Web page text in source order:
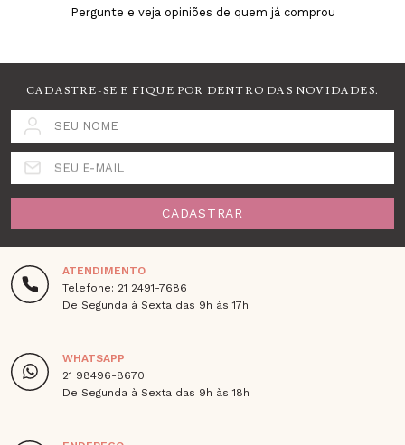
Pergunte e veja opiniões de quem já comprou
CADASTRE-SE E FIQUE POR DENTRO DAS NOVIDADES.
SEU NOME
SEU E-MAIL
CADASTRAR
ATENDIMENTO
Telefone: 21 2491-7686
De Segunda à Sexta das 9h às 17h
WHATSAPP
21 98496-8670
De Segunda à Sexta das 9h às 18h